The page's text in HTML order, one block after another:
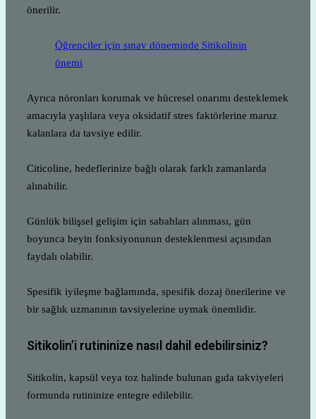
önerilir.
Öğrenciler için sınav döneminde Sitikolinin
önemi
Ayrıca nöronları korumak ve hücresel onarımı desteklemek
amacıyla yaşlılara veya oksidatif stres faktörlerine maruz
kalanlara da tavsiye edilir.
Citicoline, hedeflerinize bağlı olarak farklı zamanlarda
alınabilir.
Günlük bilişsel gelişim için sabahları alınması, gün
boyunca beyin fonksiyonunun desteklenmesi açısından
faydalı olabilir.
Spesifik iyileşme bağlamında, spesifik dozaj önerilerine ve
bir sağlık uzmanının tavsiyelerine uymak önemlidir.
Sitikolin’i rutininize nasıl dahil edebilirsiniz?
Sitikolin, kapsül veya toz halinde bulunan gıda takviyeleri
formunda rutininize entegre edilebilir.